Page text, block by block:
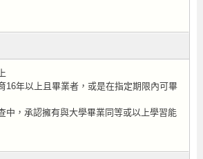
16年以上且畢業者，或是在指定期限內可畢
中，承認擁有與大學畢業同等或以上學習能